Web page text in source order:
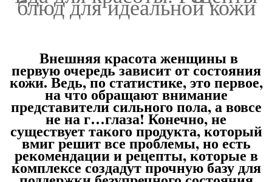
блюд для идеальной кожи
Внешняя красота женщины в
первую очередь зависит от состояния
кожи. Ведь, по статистике, это первое,
на что обращают внимание
представители сильного пола, а вовсе
не на г…глаза! Конечно, не
существует такого продукта, который
вмиг решит все проблемы, но есть
рекомендации и рецепты, которые в
комплексе создадут прочную базу для